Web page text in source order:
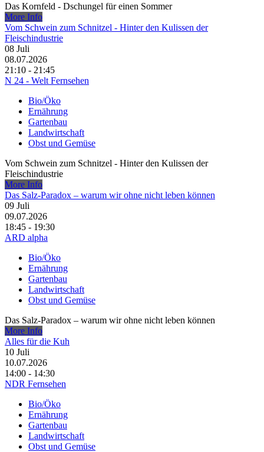
Das Kornfeld - Dschungel für einen Sommer
More Info
Vom Schwein zum Schnitzel - Hinter den Kulissen der
Fleischindustrie
08 Juli
08.07.2026
21:10 - 21:45
N 24 - Welt Fernsehen
Bio/Öko
Ernährung
Gartenbau
Landwirtschaft
Obst und Gemüse
Vom Schwein zum Schnitzel - Hinter den Kulissen der
Fleischindustrie
More Info
Das Salz-Paradox – warum wir ohne nicht leben können
09 Juli
09.07.2026
18:45 - 19:30
ARD alpha
Bio/Öko
Ernährung
Gartenbau
Landwirtschaft
Obst und Gemüse
Das Salz-Paradox – warum wir ohne nicht leben können
More Info
Alles für die Kuh
10 Juli
10.07.2026
14:00 - 14:30
NDR Fernsehen
Bio/Öko
Ernährung
Gartenbau
Landwirtschaft
Obst und Gemüse